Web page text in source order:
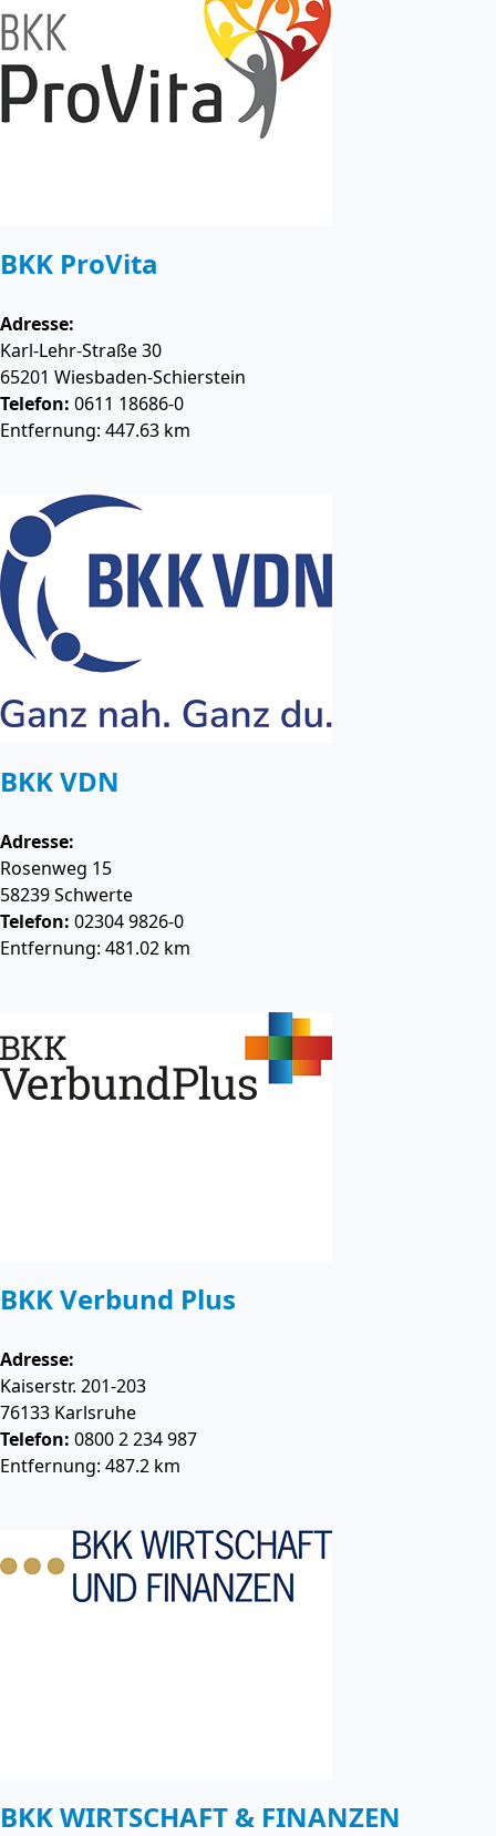
BKK ProVita
Adresse:
Karl-Lehr-Straße 30
65201 Wiesbaden-Schierstein
Telefon: 0611 18686-0
Entfernung: 447.63 km
BKK VDN
Adresse:
Rosenweg 15
58239Schwerte
Telefon: 02304 9826-0
Entfernung: 481.02 km
BKK Verbund Plus
Adresse:
Kaiserstr. 201-203
76133 Karlsruhe
Telefon: 0800 2 234 987
Entfernung: 487.2 km
BKK WIRTSCHAFT & FINANZEN